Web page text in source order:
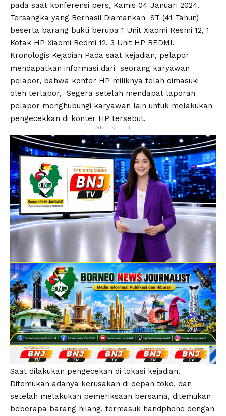
pada saat konferensi pers, Kamis 04 Januari 2024.
Tersangka yang Berhasil Diamankan ST (41 Tahun)
beserta barang bukti berupa 1 Unit Xiaomi Resmi 12, 1
Kotak HP Xiaomi Redmi 12, 3 Unit HP REDMI.
Kronologis Kejadian Pada saat kejadian, pelapor
mendapatkan informasi dari seorang karyawan
pelapor, bahwa konter HP miliknya telah dimasuki
oleh terlapor, Segera setelah mendapat laporan
pelapor menghubungi karyawan lain untuk melakukan
pengecekkan di konter HP tersebut,
- Advertisement -
Saat dilakukan pengecekan di lokasi kejadian.
Ditemukan adanya kerusakan di depan toko, dan
setelah melakukan pemeriksaan bersama, ditemukan
beberapa barang hilang, termasuk handphone dengan